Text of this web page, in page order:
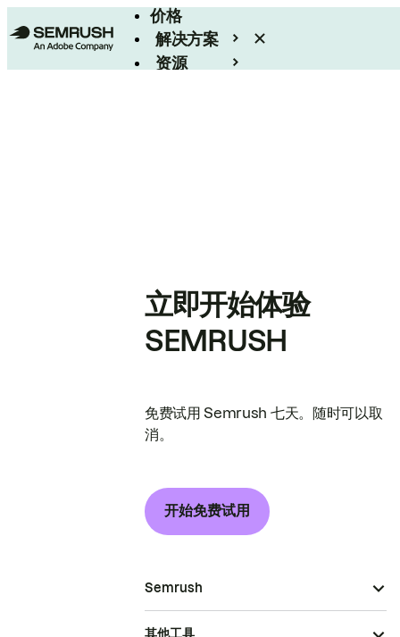
价格
解决方案
资源
立即开始体验
SEMRUSH
免费试用 Semrush 七天。随时可以取
消。
开始免费试用
Semrush
其他工具